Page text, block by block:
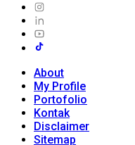
About
My Profile
Portofolio
Kontak
Disclaimer
Sitemap